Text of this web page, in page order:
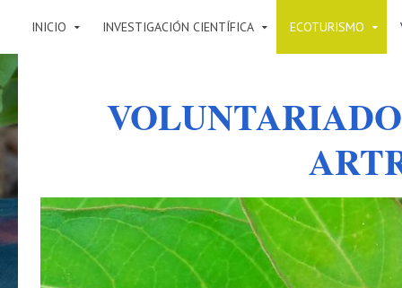
INICIO INVESTIGACIÓN CIENTÍFICA ECOTURISMO